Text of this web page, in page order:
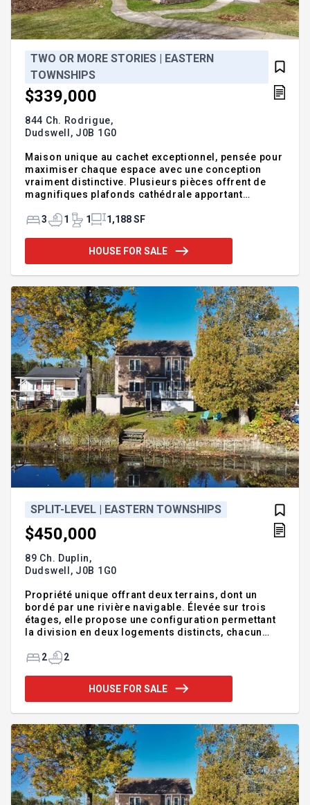
TWO OR MORE STORIES | EASTERN
TOWNSHIPS
$339,000
844 Ch. Rodrigue,
Dudswell, J0B 1G0
Maison unique au cachet exceptionnel, pensée pour
maximiser chaque espace avec une conception
vraiment distinctive. Plusieurs pièces offrent de
magnifiques plafonds cathédrale apportant
la maison, idéal pour artisans ou passionnés de
32 300 pi², magnifiquement aménagé, avec une
partie boisée et aucun voisin à l'arrière pour une
qui recherchent une propriété différente et
inspirante. IN
3 1 1 1,188 SF
HOUSE FOR SALE
SPLIT-LEVEL | EASTERN TOWNSHIPS
$450,000
89 Ch. Duplin,
Dudswell, J0B 1G0
Propriété unique offrant deux terrains, dont un
bordé par une rivière navigable. Élevée sur trois
étages, elle propose une configuration permettant
la division en deux logements distincts, chacun
terrain plat et dégagé offre une vue splendide,
qui recherchent un projet polyvalent combinant
potentiel résidentiel et charme naturel. Une
Incusions:Réfrigérateur blanc, cuisinière blanche,
les 2 lave
2 2
HOUSE FOR SALE